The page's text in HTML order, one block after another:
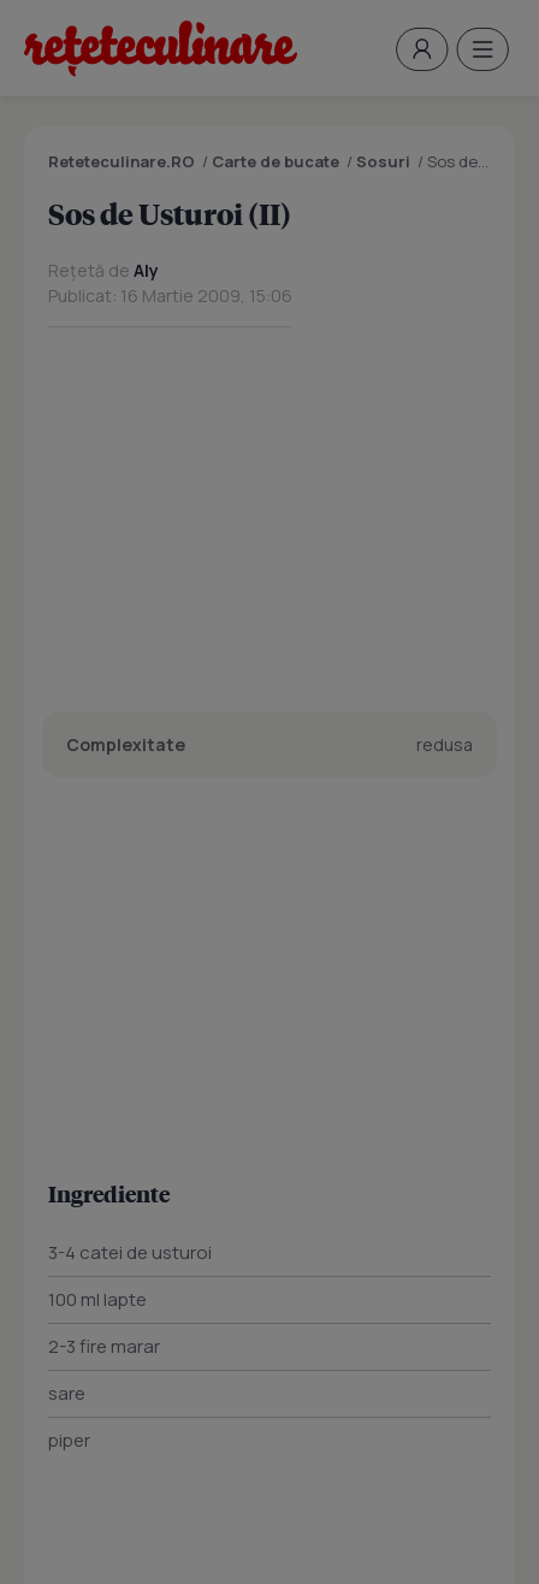
Reteteculinare.RO / Carte de bucate / Sosuri / Sos de Usturoi (II)
Sos de Usturoi (II)
Rețetă de Aly
Publicat: 16 Martie 2009, 15:06
Complexitate redusa
Ingrediente
3-4 catei de usturoi
100 ml lapte
2-3 fire marar
sare
piper